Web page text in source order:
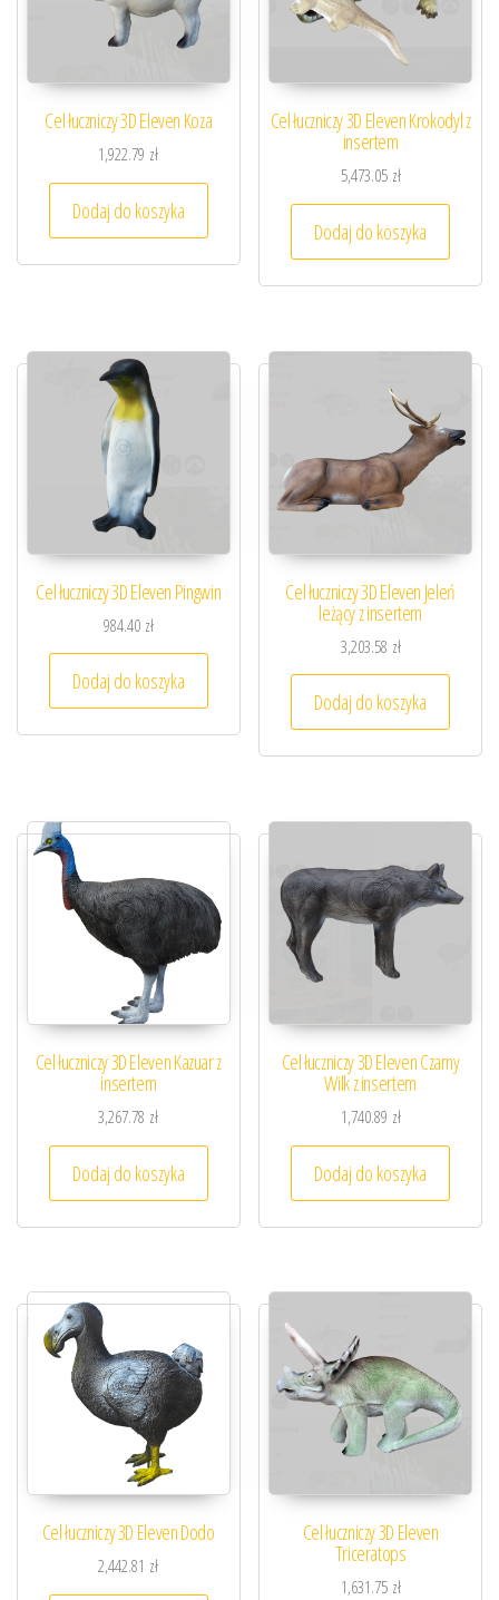
Cel łuczniczy 3D Eleven Koza
1,922.79 zł
Dodaj do koszyka
Cel łuczniczy 3D Eleven Krokodyl z
insertem
5,473.05 zł
Dodaj do koszyka
Cel łuczniczy 3D Eleven Pingwin
984.40 zł
Dodaj do koszyka
Cel łuczniczy 3D Eleven Jeleń
leżący z insertem
3,203.58 zł
Dodaj do koszyka
Cel łuczniczy 3D Eleven Kazuar z
insertem
3,267.78 zł
Dodaj do koszyka
Cel łuczniczy 3D Eleven Czarny
Wilk z insertem
1,740.89 zł
Dodaj do koszyka
Cel łuczniczy 3D Eleven Dodo
2,442.81 zł
Cel łuczniczy 3D Eleven
Triceratops
1,631.75 zł